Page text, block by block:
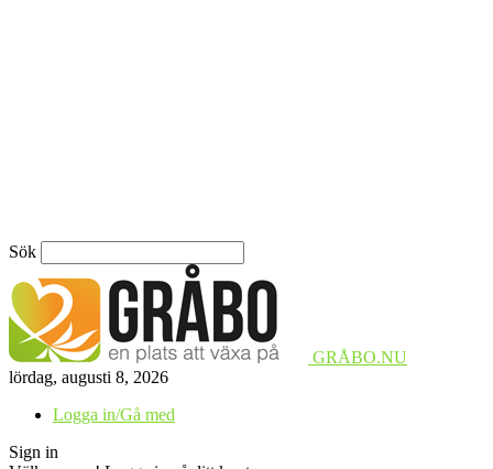
Sök
GRÅBO.NU
lördag, augusti 8, 2026
Logga in/Gå med
Sign in